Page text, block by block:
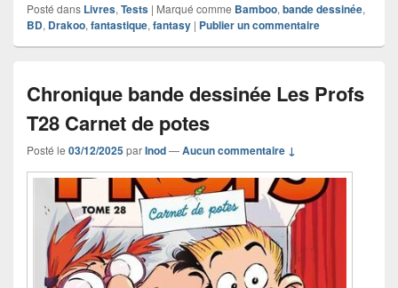
Posté dans Livres, Tests | Marqué comme Bamboo, bande dessinée,
BD, Drakoo, fantastique, fantasy | Publier un commentaire
Chronique bande dessinée Les Profs
T28 Carnet de potes
Posté le 03/12/2025parInod—Aucun commentaire ↓